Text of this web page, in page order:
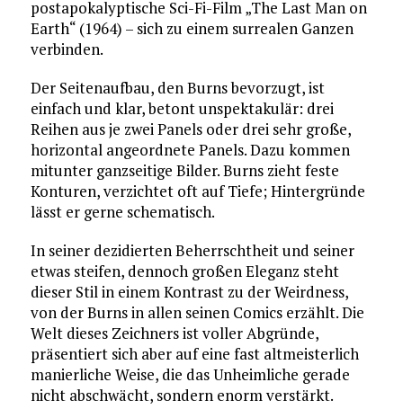
postapokalyptische Sci-Fi-Film „The Last Man on
Earth“ (1964) – sich zu einem surrealen Ganzen
verbinden.
Der Seitenaufbau, den Burns bevorzugt, ist
einfach und klar, betont unspektakulär: drei
Reihen aus je zwei Panels oder drei sehr große,
horizontal angeordnete Panels. Dazu kommen
mitunter ganzseitige Bilder. Burns zieht feste
Konturen, verzichtet oft auf Tiefe; Hintergründe
lässt er gerne schematisch.
In seiner dezidierten Beherrschtheit und seiner
etwas steifen, dennoch großen Eleganz steht
dieser Stil in einem Kontrast zu der Weirdness,
von der Burns in allen seinen Comics erzählt. Die
Welt dieses Zeichners ist voller Abgründe,
präsentiert sich aber auf eine fast altmeisterlich
manierliche Weise, die das Unheimliche gerade
nicht abschwächt, sondern enorm verstärkt.